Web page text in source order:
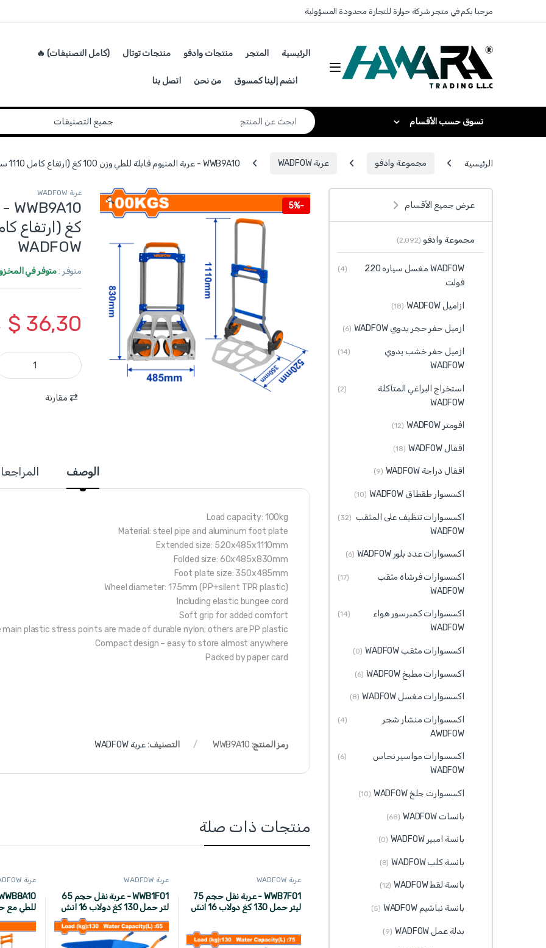
مرحبا بكم في متجر شركة حوارة للتجارة محدودة المسؤولية
الرئيسية المتجر منتجات وادفو منتجات توتال (كامل التصنيفات) 🔥
انضم إلينا كمسوق من نحن اتصل بنا
تسوق حسب الأقسام
Search for:
الرئيسية مجموعة وادفو عربة WADFOW WWB9A10 - عربة المنيوم قابلة للطي وزن 100 كغ (ارتفاع كامل 1110 سم وعرض 485 سم) ماركة WADFOW
-
5%
🔍
عربة WADFOW
WADFOW
متوفر :متوفر في
$ 36,30
WWB9A10 - عربة المنيوم قابلة للطي وزن 100 كغ (ارتفاع كامل 1110 سم وعرض 485 سم) ماركة WADFOW quantity
مقارنة
الوصف
Load capacity: 100kg
Material: steel pipe and aluminum foot plate
Extended size: 520x485x1110mm
Folded size: 60x485x830mm
Foot plate size: 350x485mm
Wheel diameter: 175mm (PP+silent TPR plastic)
Including elastic bungee cord
Soft grip for added comfort
main plastic stress points are made of durable nylon; others are PP plastic
Compact design – easy to store almost anywhere
Packed by paper card
رمز المنتج: WWB9A10 التصنيف:عربة WADFOW
منتجات ذات صلة
عربة WADFOW
WWB7F01 - عربة نقل حجم 75
ليتر حمل 130 كغ دولاب 16 انش
عربة WADFOW
WWB1F01 - عربة نقل حجم 65
لتر حمل 130 كغ دولاب 16 انش
نفخ ماركة WADFOW وزن 12.5
عربة WADFOW
ماركة WADFOW
عرض جميع الأقسام
مجموعة وادفو (2٬092)
WADFOW مغسل سياره 220
فولت
(4)
ازاميل WADFOW (18)
ازميل حفر حجر يدوي WADFOW (6)
ازميل حفر خشب يدوي
WADFOW
(14)
استخراج البراغي المتآكلة
WADFOW
(2)
افومتر WADFOW (12)
اقفال WADFOW (18)
اقفال دراجة WADFOW (9)
اكسسوار طقطاق WADFOW (10)
اكسسوارات تنظيف على المثقب
WADFOW
(32)
اكسسوارات عدد بلور WADFOW (6)
اكسسوارات فرشاة مثقب
WADFOW
(17)
اكسسوارات كمبرسور هواء
WADFOW
(14)
اكسسوارات مثقب WADFOW (0)
اكسسوارات مطبخ WADFOW (6)
اكسسوارات مغسل WADFOW (8)
اكسسوارات منشار شجر
AWDFOW
(4)
اكسسوارات مواسير نحاس
WADFOW
(6)
اكسسوارت جلخ WADFOW (10)
بانسات WADFOW (68)
بانسة امبير WADFOW (0)
بانسة كلب WADFOW (8)
بانسة لقط WADFOW (12)
بانسة نباشيم WADFOW (5)
بدلة عمل WADFOW (9)